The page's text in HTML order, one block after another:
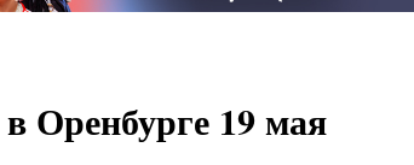
Оренбурге 19 мая